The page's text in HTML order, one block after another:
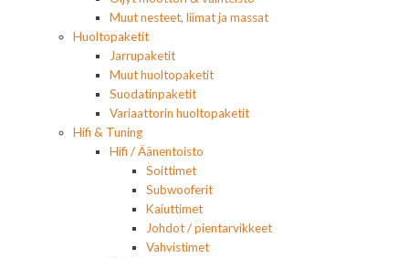
Muut nesteet, liimat ja massat
Huoltopaketit
Jarrupaketit
Muut huoltopaketit
Suodatinpaketit
Variaattorin huoltopaketit
Hifi & Tuning
Hifi / Äänentoisto
Soittimet
Subwooferit
Kaiuttimet
Johdot / pientarvikkeet
Vahvistimet